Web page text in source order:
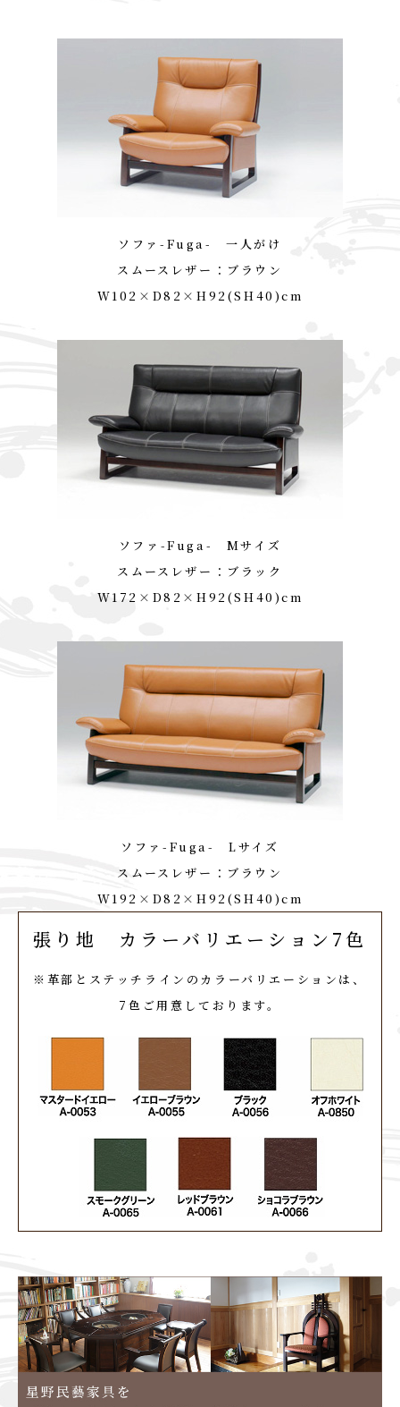
ソファ-Fuga- 一人がけ
スムースレザー：ブラウン
W102×D82×H92(SH40)cm
ソファ-Fuga- Mサイズ
スムースレザー：ブラック
W172×D82×H92(SH40)cm
ソファ-Fuga- Lサイズ
スムースレザー：ブラウン
W192×D82×H92(SH40)cm
張り地 カラーバリエーション7色
※革部とステッチラインのカラーバリエーションは、
7色ご用意しております。